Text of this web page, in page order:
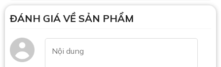
ĐÁNH GIÁ VỀ SẢN PHẨM